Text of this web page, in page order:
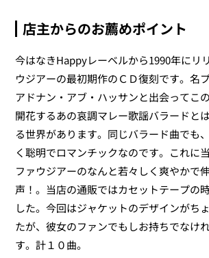
店主からのお薦めポイント
今はなきHappyレーベルから1990年にリ
ウジアーの最初期作のＣＤ復刻です。名
アドナン・アブ・ハッサンと出会ってこ
開花するあの哀調マレー歌謡バラードと
る世界があります。同じバラード曲でも
く聡明でロマンチックなのです。これに
ファウジアーのなんと若々しく爽やかで
声！。当店の通販ではカセットテープの
した。今回はジャケットのデザインがち
たが、彼女のファンでもしお持ちでなけ
す。計１０曲。